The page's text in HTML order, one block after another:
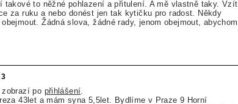
takové to něžné pohlazení a přitulení. A mě vlastně taky. Vzít
za ruku a nebo donést jen tak kytičku pro radost. Někdy
Žádná slova, žádné rady, jenom obejmout, abychom
zobrazí po přihlášení
43let a mám syna 5,5let. Bydlíme v Praze 9 Horní